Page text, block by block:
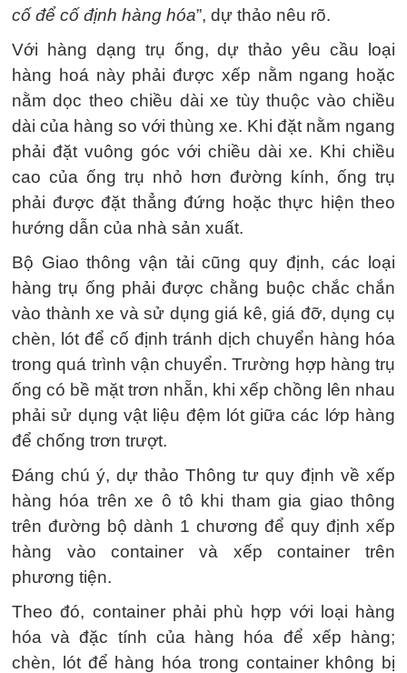
cố để cố định hàng hóa”, dự thảo nêu rõ.
Với hàng dạng trụ ống, dự thảo yêu cầu loại
hàng hoá này phải được xếp nằm ngang hoặc
nằm dọc theo chiều dài xe tùy thuộc vào chiều
dài của hàng so với thùng xe. Khi đặt nằm ngang
phải đặt vuông góc với chiều dài xe. Khi chiều
cao của ống trụ nhỏ hơn đường kính, ống trụ
phải được đặt thẳng đứng hoặc thực hiện theo
hướng dẫn của nhà sản xuất.
Bộ Giao thông vận tải cũng quy định, các loại
hàng trụ ống phải được chằng buộc chắc chắn
vào thành xe và sử dụng giá kê, giá đỡ, dụng cụ
chèn, lót để cố định tránh dịch chuyển hàng hóa
trong quá trình vận chuyển. Trường hợp hàng trụ
ống có bề mặt trơn nhẵn, khi xếp chồng lên nhau
phải sử dụng vật liệu đệm lót giữa các lớp hàng
để chống trơn trượt.
Đáng chú ý, dự thảo Thông tư quy định về xếp
hàng hóa trên xe ô tô khi tham gia giao thông
trên đường bộ dành 1 chương để quy định xếp
hàng vào container và xếp container trên
phương tiện.
Theo đó, container phải phù hợp với loại hàng
hóa và đặc tính của hàng hóa để xếp hàng;
chèn, lót để hàng hóa trong container không bị